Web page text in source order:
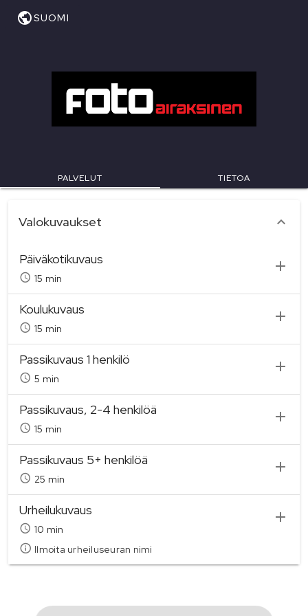
SUOMI
PALVELUT TIETOA
Valokuvaukset
Päiväkotikuvaus
15 min
Koulukuvaus
15 min
Passikuvaus 1 henkilö
5 min
Passikuvaus, 2-4 henkilöä
15 min
Passikuvaus 5+ henkilöä
25 min
Urheilukuvaus
10 min
Ilmoita urheiluseuran nimi